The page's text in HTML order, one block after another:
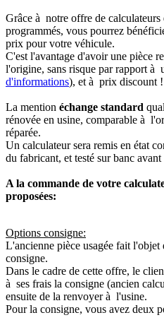
Grâce à notre offre de calculateurs
programmés, vous pourrez
prix pour votre véhicule.
C'est l'avantage d'avoir une pièce
l'origine, sans risque par rapport à
d'informations), et à prix discount !
La mention échange standard
rénovée en usine, comparable à
réparée.
Un calculateur sera remis en état
du fabricant, et testé sur banc
A la commande de votre
proposées:
Options consigne:
L'ancienne pièce usagée fait l'objet
consigne.
Dans le cadre de cette offre, le
à ses frais la consigne (ancien
ensuite de la renvoyer à l'usine.
Pour la consigne, vous avez deux